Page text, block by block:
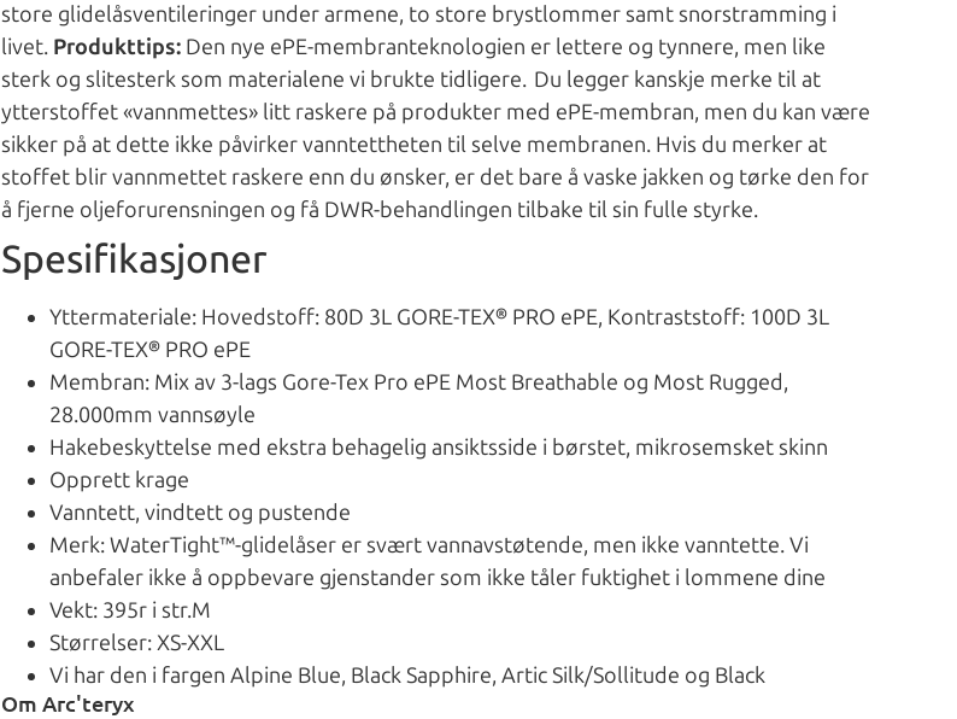
store glidelåsventileringer under armene, to store brystlommer samt snorstramming i
livet. Produkttips: Den nye ePE-membranteknologien er lettere og tynnere, men like
sterk og slitesterk som materialene vi brukte tidligere. Du legger kanskje merke til at
ytterstoffet «vannmettes» litt raskere på produkter med ePE-membran, men du kan være
sikker på at dette ikke påvirker vanntettheten til selve membranen. Hvis du merker at
stoffet blir vannmettet raskere enn du ønsker, er det bare å vaske jakken og tørke den for
å fjerne oljeforurensningen og få DWR-behandlingen tilbake til sin fulle styrke.
Spesifikasjoner
Yttermateriale: Hovedstoff: 80D 3L GORE-TEX® PRO ePE, Kontraststoff: 100D 3L
GORE-TEX® PRO ePE
Membran: Mix av 3-lags Gore-Tex Pro ePE Most Breathable og Most Rugged,
28.000mm vannsøyle
Hakebeskyttelse med ekstra behagelig ansiktsside i børstet, mikrosemsket skinn
Opprett krage
Vanntett, vindtett og pustende
Merk: WaterTight™-glidelåser er svært vannavstøtende, men ikke vanntette. Vi
anbefaler ikke å oppbevare gjenstander som ikke tåler fuktighet i lommene dine
Vekt: 395r i str.M
Størrelser: XS-XXL
Vi har den i fargen Alpine Blue, Black Sapphire, Artic Silk/Sollitude og Black
Om Arc'teryx